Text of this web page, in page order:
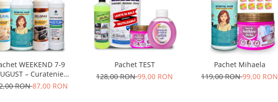
WEEKEND 7-9
– Curatenie
Completa, 4
RON87,00 RON
Pachet TEST
128,00 RON99,00 RON
Pachet Mihaela
119,00 RON99,00 RON